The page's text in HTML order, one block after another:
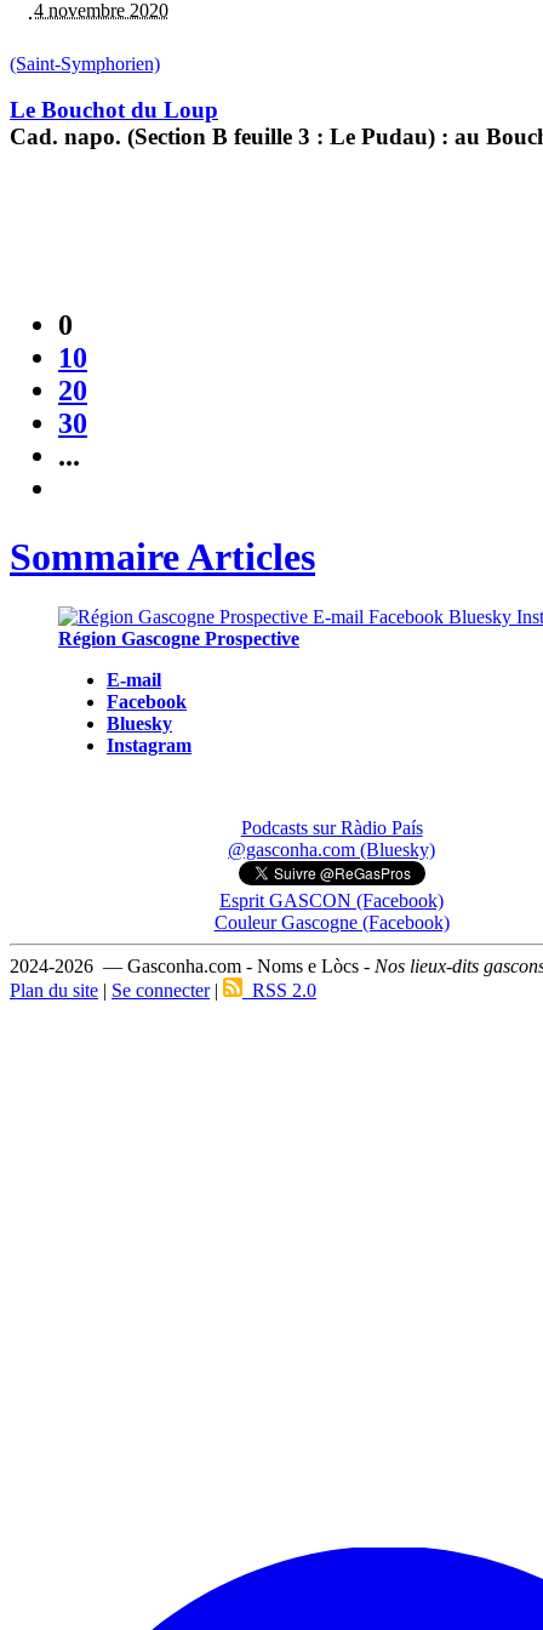
4 novembre 2020
(Saint-Symphorien)
Le Bouchot du Loup
Cad. napo. (Section B feuille 3 : Le Pudau) : au
0
10
20
30
...
Sommaire Articles
Région Gascogne Prospective
E-mail
Facebook
Bluesky
Instagram
Podcasts sur Ràdio País
@gasconha.com (Bluesky)
Esprit GASCON (Facebook)
Couleur Gascogne (Facebook)
2024-2026 — Gasconha.com - Noms e Lòcs - Nos lieux-dits
Plan du site | Se connecter| RSS 2.0